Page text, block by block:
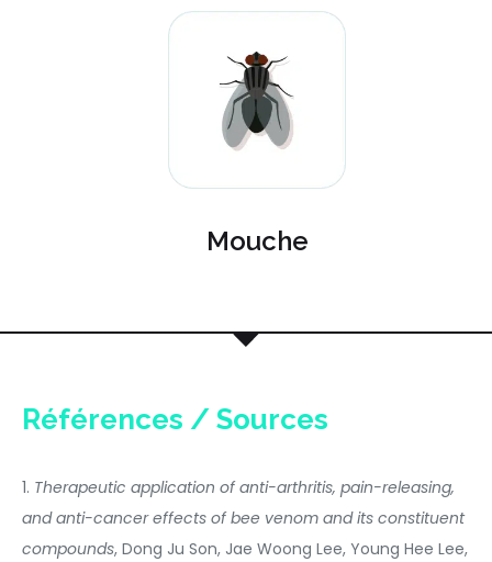
Mouche
Références / Sources
1. Therapeutic application of anti-arthritis, pain-releasing,
and anti-cancer effects of bee venom and its constituent
compounds, Dong Ju Son, Jae Woong Lee, Young Hee Lee,